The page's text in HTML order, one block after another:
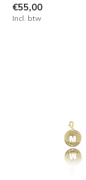
€55,00
Incl. btw